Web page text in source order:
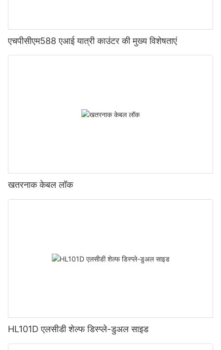
एचपीसीएम588 एआई यात्री काउंटर की मुख्य विशेषताएं
खतरनाक केबल लॉक
HL101D एलसीडी शेल्फ डिस्प्ले-डुअल साइड